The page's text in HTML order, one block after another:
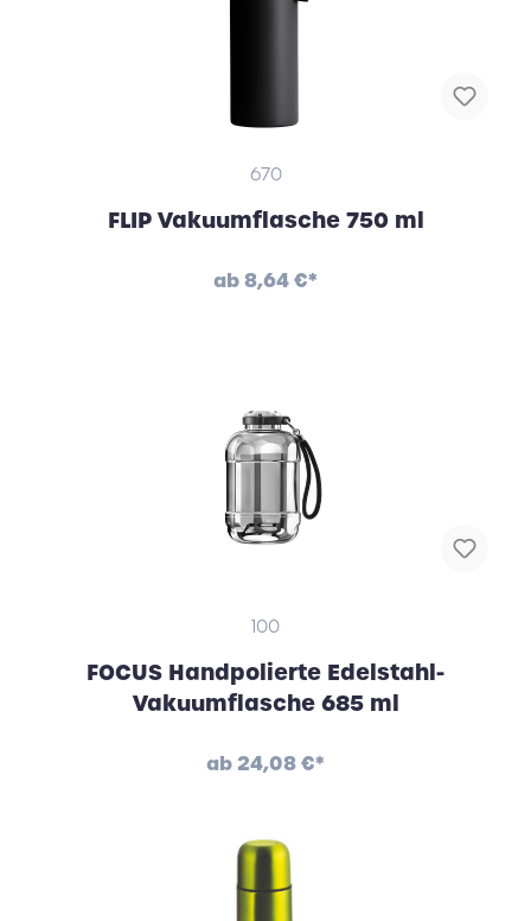
670
FLIP Vakuumflasche 750 ml
ab8,64 €*
100
FOCUS Handpolierte Edelstahl-
Vakuumflasche 685 ml
ab 24,08 €*